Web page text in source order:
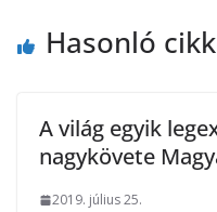
Hasonló
A világ egyik
nagykövete
2019. július 25.